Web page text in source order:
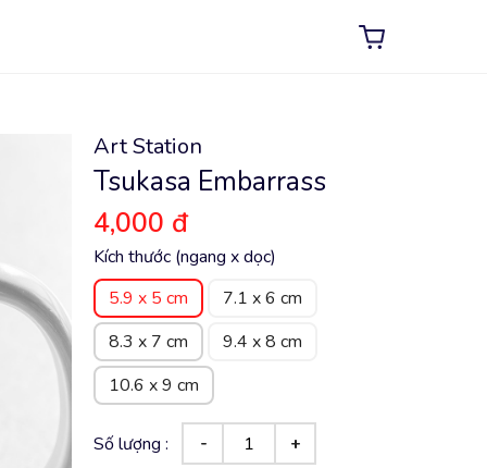
Art Station
Tsukasa Embarrass
4,000 đ
Kích thước (ngang x dọc)
5.9 x 5 cm
7.1 x 6 cm
8.3 x 7 cm
9.4 x 8 cm
10.6 x 9 cm
Số lượng :